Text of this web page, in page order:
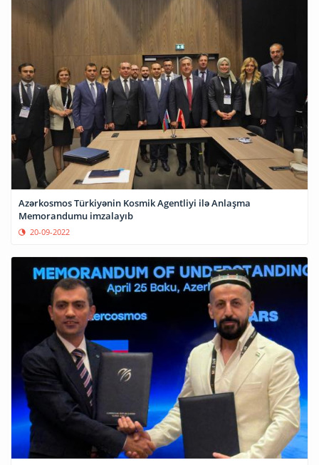
Azərkosmos Türkiyənin Kosmik Agentliyi ilə Anlaşma
Memorandumu imzalayıb
20-09-2022